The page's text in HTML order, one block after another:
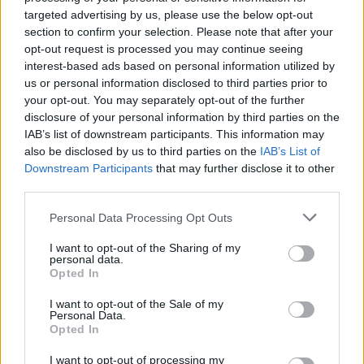
targeted advertising by us, please use the below opt-out
section to confirm your selection. Please note that after your
opt-out request is processed you may continue seeing
interest-based ads based on personal information utilized by
us or personal information disclosed to third parties prior to
your opt-out. You may separately opt-out of the further
disclosure of your personal information by third parties on the
IAB’s list of downstream participants. This information may
also be disclosed by us to third parties on the IAB’s List of
Downstream Participants that may further disclose it to other
Personal Data Processing Opt Outs
I want to opt-out of the Sharing of my
personal data.
Opted In
I want to opt-out of the Sale of my
Personal Data.
Opted In
I want to opt-out of processing my
00:02:08
Aukštaitijos pučiamųjų orkestras Nyderlanduose
apgynė čempionų vardą
Žinios | Lietuvos diena
Visi įrašai
Žiūrimiausi įrašai
00:00:30
Vaizdai iš tragiškos avarijos Vilniaus r.: dviejų moterų ir
vaiko gyvybių išgelbėti nepavyko
Žinios | Lietuvos diena
Savaitės vidurys nusimato karštas: temperatūra kils iki